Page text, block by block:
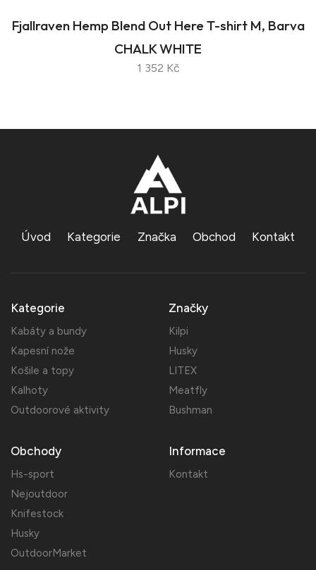
Fjallraven Hemp Blend Out Here T-shirt M, Barva
CHALK WHITE
1 352 Kč
Úvod Kategorie Značka Obchod Kontakt
Kategorie
Kabáty a bundy
Kapesní nože
Košile a topy
Kalhoty
Outdoorové aktivity
Značky
Kilpi
Husky
LITEX
Meatfly
Bushman
Obchody
Hs-sport
Nejoutdoor
Knifestock
Husky
OutdoorMarket
Informace
Kontakt